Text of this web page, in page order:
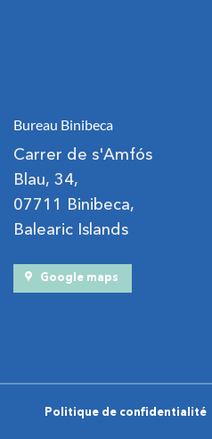
Bureau Binibeca
Carrer de s'Amfós
Blau, 34,
07711 Binibeca,
Balearic Islands
Google maps
Politique de confidentialité